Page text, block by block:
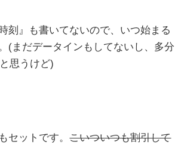
刻』も書いてないので、いつ始まる
(まだデータインもしてないし、多分
思うけど)
セットです。こいついつも割引して